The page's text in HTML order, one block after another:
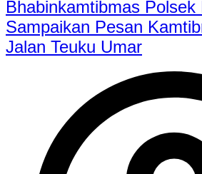
Bhabinkamtibmas Polsek
Sampaikan Pesan
Jalan Teuku Umar